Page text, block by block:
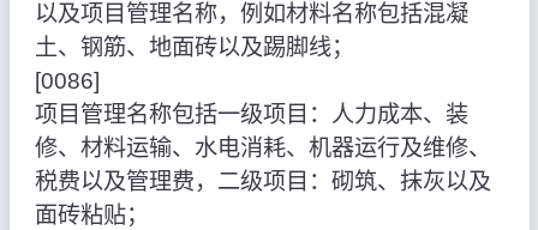
以及项目管理名称，例如材料名称包括混凝
土、钢筋、地面砖以及踢脚线；
[0086]
项目管理名称包括一级项目：人力成本、装
修、材料运输、水电消耗、机器运行及维修、
税费以及管理费，二级项目：砌筑、抹灰以及
面砖粘贴；